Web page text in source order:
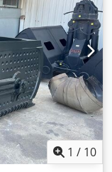
1 / 10